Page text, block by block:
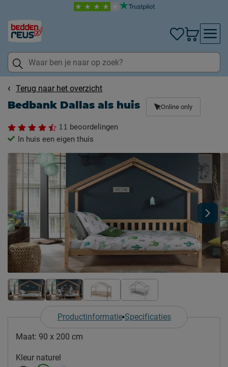
Terug naar het overzicht
Bedbank Dallas als huis Online only
11 beoordelingen
In huis een eigen thuis
Productinformatie Specificaties
Maat: 90 x 200 cm
Kleur naturel